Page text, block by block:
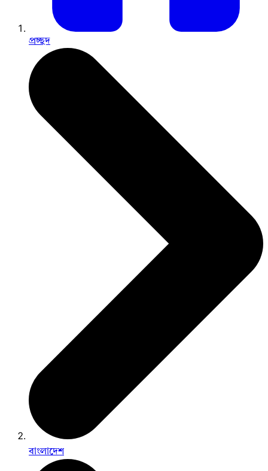
প্রচ্ছদ
বাংলাদেশ